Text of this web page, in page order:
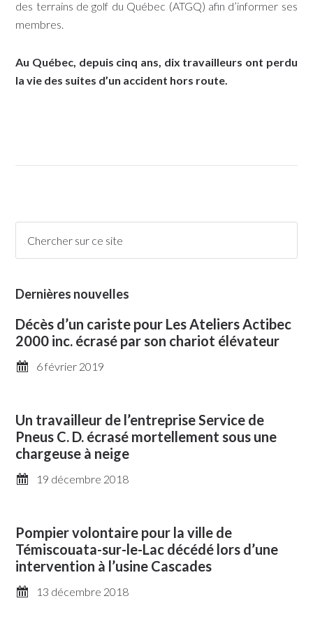
des terrains de golf du Québec (ATGQ) afin d’informer ses
membres.
Au Québec, depuis cinq ans, dix travailleurs ont perdu
la vie des suites d’un accident hors route.
Dernières nouvelles
Décès d’un cariste pour Les Ateliers Actibec
2000 inc. écrasé par son chariot élévateur
6 février 2019
Un travailleur de l’entreprise Service de
Pneus C. D. écrasé mortellement sous une
chargeuse à neige
19 décembre 2018
Pompier volontaire pour la ville de
Témiscouata-sur-le-Lac décédé lors d’une
intervention à l’usine Cascades
13 décembre 2018